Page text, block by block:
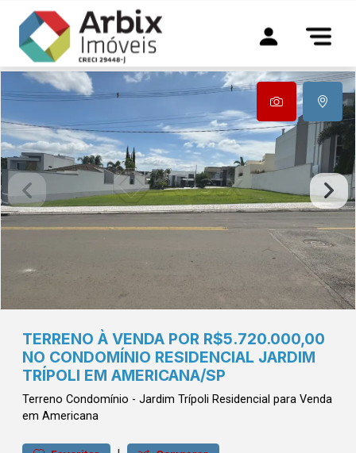
TERRENO À VENDA POR R$5.720.000,00
NO CONDOMÍNIO RESIDENCIAL JARDIM
TRÍPOLI EM AMERICANA/SP
Terreno Condomínio - Jardim Trípoli Residencial para Venda
em Americana